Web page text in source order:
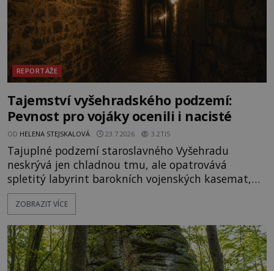
REPORTÁŽE
Tajemství vyšehradského podzemí:
Pevnost pro vojáky ocenili i nacisté
OD HELENA STEJSKALOVÁ 23.7.2026 3.2TIS
Tajuplné podzemí staroslavného Vyšehradu
neskrývá jen chladnou tmu, ale opatrovává
spletitý labyrint barokních vojenských kasemat,
zapomenuté chrámy a vzácné národní poklady.
Hluboko uvnitř mohutné skály nad řekou Vltavou
vyhýbá shonu moderní metropole. Místo, ke
kterému se vážou nejstarší české mýty, ve svých
temných útrobách střeží monumentální
ZOBRAZIT VÍCE